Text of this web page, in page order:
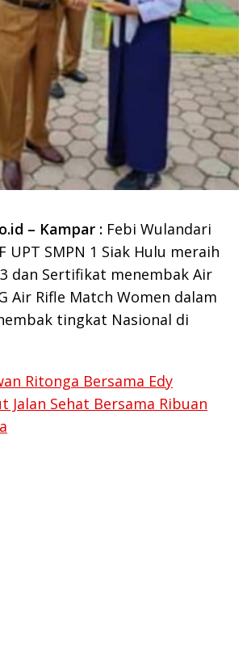
– Kampar : Febi Wulandari
UPT SMPN 1 Siak Hulu meraih
dan Sertifikat menembak Air
Air Rifle Match Women dalam
tingkat Nasional di
Ritonga Bersama Edy
Jalan Sehat Bersama Ribuan